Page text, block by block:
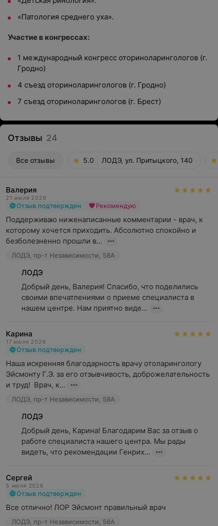
«Патология среднего уха».
Участие в конгрессах:
1 международный конгресс оториноларингологов (г.
Гродно)
4 съезд оториноларингологов (г. Гродно)
7 съезд оториноларингологов (г. Брест)
Отзывы 24
Все отзывы 5.0 ЛОДЭ, ул. Притыцкого, 140
Валерия
21 июля 2026
Отзыв подтвержден Рекомендую
Поддерживаю ниженаписанные комментарии - врач, к
которому хочется приходить. Абсолютно спокойно и
безболезненно прошли в...
ЛОДЭ, пр-т Независимости, 58А
ЛОДЭ
Добрый день, Валерия! Спасибо, что поделились
своими впечатлениями о приеме специалиста в
нашем центре. Нам приятно виде...
Карина
17 июля 2026
Отзыв подтвержден
Наша искренняя благодарность врачу отоларингологу
Эйсмонту Г.Э. за его отзывчивость, доброжелательность
и труд!  Врач, к...
ЛОДЭ, пр-т Независимости, 58А
ЛОДЭ
Добрый день, Карина! Благодарим Вас за отзыв о
работе специалиста нашего центра. Мы рады
видеть, что рекомендации Генрих...
Сергей
5 июля 2026
Отзыв подтвержден
Все отлично! ЛОР Эйсмонт правильный врач
ЛОДЭ, пр-т Независимости, 58А